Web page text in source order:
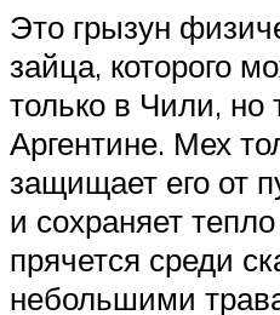
Это грызун
зайца, которого
только в Чили, но
Аргентине. Мех
защищает его от
и сохраняет
прячется среди
небольшими